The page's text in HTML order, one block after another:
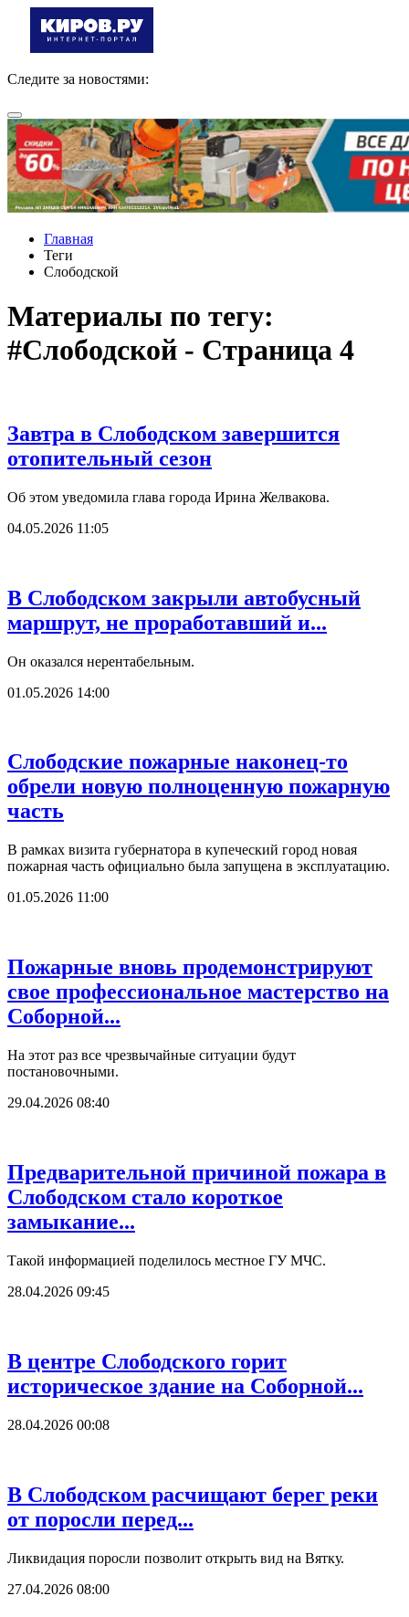
Следите за новостями:
Главная
Теги
Слободской
Материалы по тегу:
#Слободской - Страница 4
Завтра в Слободском завершится
отопительный сезон
Об этом уведомила глава города Ирина Желвакова.
04.05.2026 11:05
В Слободском закрыли автобусный
маршрут, не проработавший и...
Он оказался нерентабельным.
01.05.2026 14:00
Слободские пожарные наконец-то
обрели новую полноценную пожарную
часть
В рамках визита губернатора в купеческий город новая
пожарная часть официально была запущена в эксплуатацию.
01.05.2026 11:00
Пожарные вновь продемонстрируют
свое профессиональное мастерство на
Соборной...
На этот раз все чрезвычайные ситуации будут
постановочными.
29.04.2026 08:40
Предварительной причиной пожара в
Слободском стало короткое
замыкание...
Такой информацией поделилось местное ГУ МЧС.
28.04.2026 09:45
В центре Слободского горит
историческое здание на Соборной...
28.04.2026 00:08
В Слободском расчищают берег реки
от поросли перед...
Ликвидация поросли позволит открыть вид на Вятку.
27.04.2026 08:00